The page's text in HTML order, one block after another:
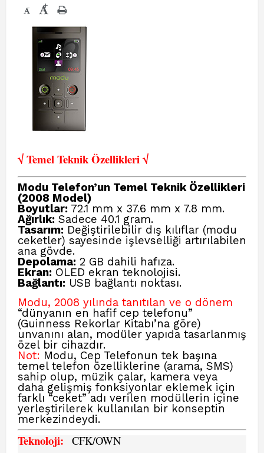
- +
√ Temel Teknik Özellikleri √
Modu Telefon’un Temel Teknik Özellikleri
(2008 Model)
Boyutlar: 72.1 mm x 37.6 mm x 7.8 mm.
Ağırlık: Sadece 40.1 gram.
Tasarım: Değiştirilebilir dış kılıflar (modu
ceketler) sayesinde işlevselliği artırılabilen
ana gövde.
Depolama: 2 GB dahili hafıza.
Ekran: OLED ekran teknolojisi.
Bağlantı: USB bağlantı noktası.
Modu, 2008 yılında tanıtılan ve o dönem
“dünyanın en hafif cep telefonu”
(Guinness Rekorlar Kitabı’na göre)
unvanını alan, modüler yapıda tasarlanmış
özel bir cihazdır.
Not: Modu, Cep Telefonun tek başına
temel telefon özelliklerine (arama, SMS)
sahip olup, müzik çalar, kamera veya
daha gelişmiş fonksiyonlar eklemek için
farklı “ceket” adı verilen modüllerin içine
yerleştirilerek kullanılan bir konseptin
merkezindeydi.
Teknoloji: CFK/OWN